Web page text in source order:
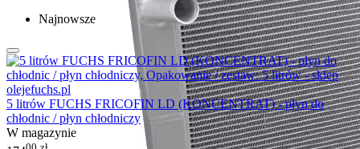
Najnowsze
5 litrów FUCHS FRICOFIN LD (KONCENTRAT) - płyn do
chłodnic / płyn chłodniczy
W magazynie
00 zł